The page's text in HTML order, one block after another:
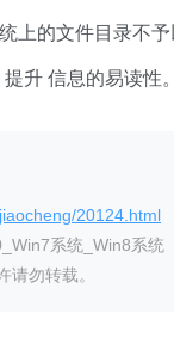
的文件目录不予
信息的易读性。
20124.html
系统_Win8系统
请勿转载。